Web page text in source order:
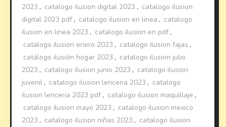
2023 , catalogo ilusion digital 2023 , catalogo ilusion
digital 2023 pdf , catalogo ilusion en linea , catalogo
ilusion en linea 2023 , catalogo ilusion en pdf ,
catalogo ilusion enero 2023 , catalogo ilusion fajas ,
catálogo ilusión hogar 2023 , catalogo ilusion julio
2023 , catalogo ilusion junio 2023 , catalogo ilusion
juvenil , catalogo ilusion lenceria 2023 , catalogo
ilusion lenceria 2023 pdf , catalogo ilusion maquillaje ,
catalogo ilusion mayo 2023 , catalogo ilusion mexico
2023 , catalogo ilusion niñas 2023 , catalogo ilusion